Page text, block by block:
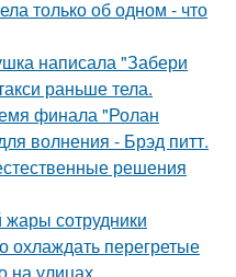
только об одном - что
написала "Забери
раньше тела.
финала "Ролан
волнения - Брэд питт.
решения
сотрудники
охлаждать перегретые